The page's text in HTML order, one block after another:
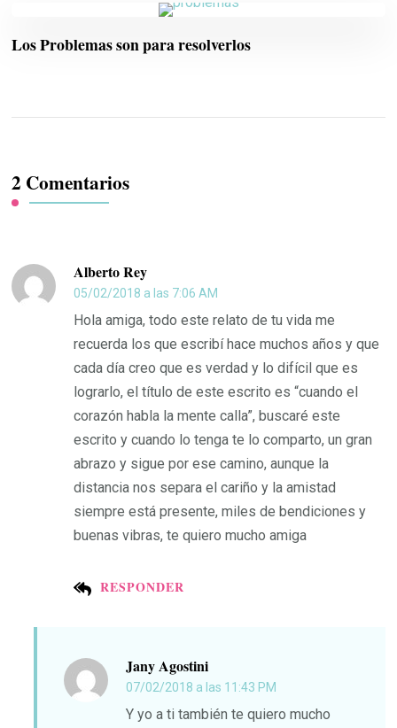
Los Problemas son para resolverlos
2 Comentarios
Alberto Rey
05/02/2018 a las 7:06 AM
RESPONDER
Hola amiga, todo este relato de tu vida me
recuerda los que escribí hace muchos años y que
cada día creo que es verdad y lo difícil que es
lograrlo, el título de este escrito es “cuando el
corazón habla la mente calla”, buscaré este
escrito y cuando lo tenga te lo comparto, un gran
abrazo y sigue por ese camino, aunque la
distancia nos separa el cariño y la amistad
siempre está presente, miles de bendiciones y
buenas vibras, te quiero mucho amiga
Jany Agostini
07/02/2018 a las 11:43 PM
Y yo a ti también te quiero mucho